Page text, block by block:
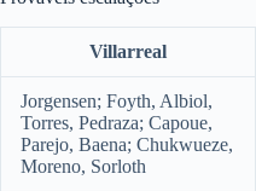
Villarreal
Jorgensen; Foyth, Albiol,
Torres, Pedraza; Capoue,
Parejo, Baena; Chukwueze,
Moreno, Sorloth